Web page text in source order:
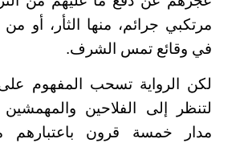
مرتكبي جرائم، منها الثأر، أو
في وقائع تمس الشرف.
لكن الرواية تسحب المفهوم على
لتنظر إلى الفلاحين والمهمشين
مدار خمسة قرون باعتبارهم